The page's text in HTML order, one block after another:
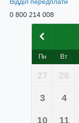
0 800 214 008
Пн Вт
27 28
3 4
10 11